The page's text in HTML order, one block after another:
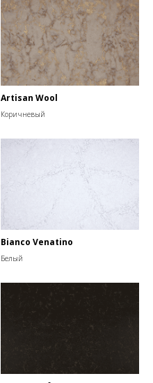
Artisan Wool
Коричневый
Bianco Venatino
Белый